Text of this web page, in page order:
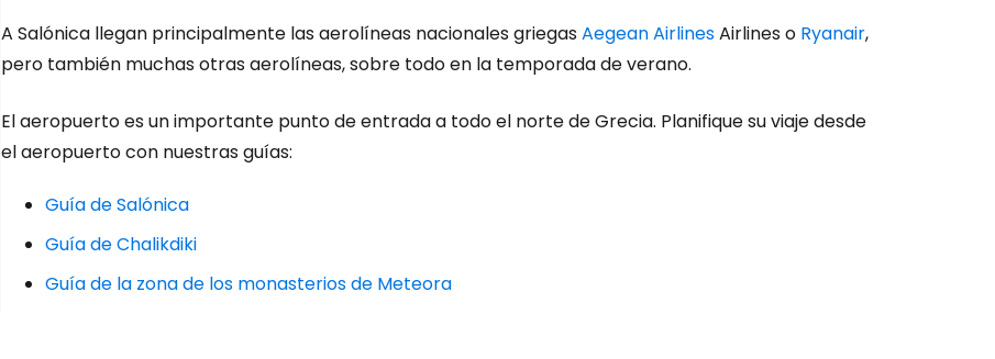
A Salónica llegan principalmente las aerolíneas nacionales griegasAegean AirlinesAirlines o Ryanair,
pero también muchas otras aerolíneas, sobre todo en la temporada de verano.
El aeropuerto es un importante punto de entrada a todo el norte de Grecia. Planifique su viaje desde
el aeropuerto con nuestras guías:
Guía de Salónica
Guía de Chalikdiki
Guía de la zona de los monasterios de Meteora
Iniciar sesión en Cestee
... la comunidad mundial de viajeros